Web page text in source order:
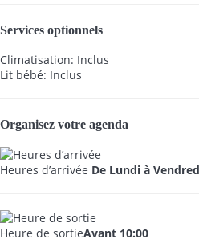
Services optionnels
Climatisation: Inclus
Lit bébé: Inclus
Organisez votre agenda
Heures d’arrivée De Lundi à
Heure de sortieAvant 10:00